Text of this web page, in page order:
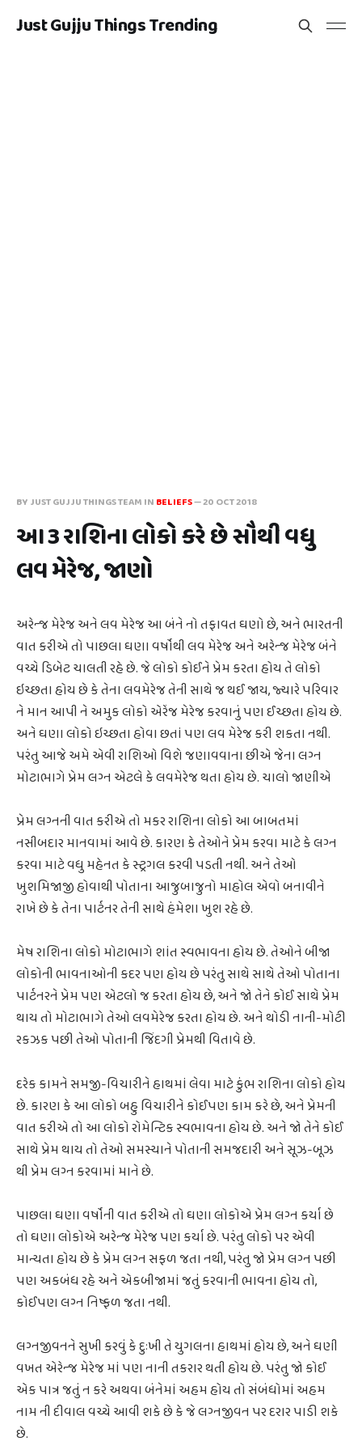
Just Gujju Things Trending
BY JUST GUJJU THINGS TEAM IN BELIEFS—20 OCT 2018
આ 3 રાશિના લોકો કરે છે સૌથી વધુ
લવ મેરેજ, જાણો
અરેન્જ મેરેજ અને લવ મેરેજ આ બંને નો તફાવત ઘણો છે, અને ભારતની
વાત કરીએ તો પાછલા ઘણા વર્ષોથી લવ મેરેજ અને અરેન્જ મેરેજ બંને
વચ્ચે ડિબેટ ચાલતી રહે છે. જે લોકો કોઈને પ્રેમ કરતા હોય તે લોકો
ઇચ્છતા હોય છે કે તેના લવમેરેજ તેની સાથે જ થઈ જાય, જ્યારે પરિવાર
ને માન આપી ને અમુક લોકો એરેંજ મેરેજ કરવાનું પણ ઈચ્છતા હોય છે.
અને ઘણા લોકો ઇચ્છતા હોવા છતાં પણ લવ મેરેજ કરી શકતા નથી.
પરંતુ આજે અમે એવી રાશિઓ વિશે જણાવવાના છીએ જેના લગ્ન
મોટાભાગે પ્રેમ લગ્ન એટલે કે લવમેરેજ થતા હોય છે. ચાલો જાણીએ
પ્રેમ લગ્નની વાત કરીએ તો મકર રાશિના લોકો આ બાબતમાં
નસીબદાર માનવામાં આવે છે. કારણ કે તેઓને પ્રેમ કરવા માટે કે લગ્ન
કરવા માટે વધુ મહેનત કે સ્ટ્રગલ કરવી પડતી નથી. અને તેઓ
ખુશમિજાજી હોવાથી પોતાના આજુબાજુનો માહોલ એવો બનાવીને
રાખે છે કે તેના પાર્ટનર તેની સાથે હંમેશા ખુશ રહે છે.
મેષ રાશિના લોકો મોટાભાગે શાંત સ્વભાવના હોય છે. તેઓને બીજા
લોકોની ભાવનાઓની કદર પણ હોય છે પરંતુ સાથે સાથે તેઓ પોતાના
પાર્ટનરને પ્રેમ પણ એટલો જ કરતા હોય છે, અને જો તેને કોઈ સાથે પ્રેમ
થાય તો મોટાભાગે તેઓ લવમેરેજ કરતા હોય છે. અને થોડી નાની-મોટી
રકઝક પછી તેઓ પોતાની જિંદગી પ્રેમથી વિતાવે છે.
દરેક કામને સમજી-વિચારીને હાથમાં લેવા માટે કુંભ રાશિના લોકો હોય
છે. કારણ કે આ લોકો બહુ વિચારીને કોઈપણ કામ કરે છે, અને પ્રેમની
વાત કરીએ તો આ લોકો રોમેન્ટિક સ્વભાવના હોય છે. અને જો તેને કોઈ
સાથે પ્રેમ થાય તો તેઓ સમસ્યાને પોતાની સમજદારી અને સૂઝ-બૂઝ
થી પ્રેમ લગ્ન કરવામાં માને છે.
પાછલા ઘણા વર્ષોની વાત કરીએ તો ઘણા લોકોએ પ્રેમ લગ્ન કર્યા છે
તો ઘણા લોકોએ અરેન્જ મેરેજ પણ કર્યા છે. પરંતુ લોકો પર એવી
માન્યતા હોય છે કે પ્રેમ લગ્ન સફળ જતા નથી, પરંતુ જો પ્રેમ લગ્ન પછી
પણ અકબંધ રહે અને એકબીજામાં જતું કરવાની ભાવના હોય તો,
કોઈપણ લગ્ન નિષ્ફળ જતા નથી.
લગ્નજીવનને સુખી કરવું કે દુઃખી તે યુગલના હાથમાં હોય છે, અને ઘણી
વખત એરેન્જ મેરેજ માં પણ નાની તકરાર થતી હોય છે. પરંતુ જો કોઈ
એક પાત્ર જતું ન કરે અથવા બંનેમાં અહમ હોય તો સંબંધોમાં અહમ
નામ ની દીવાલ વચ્ચે આવી શકે છે કે જે લગ્નજીવન પર દરાર પાડી શકે
છે.